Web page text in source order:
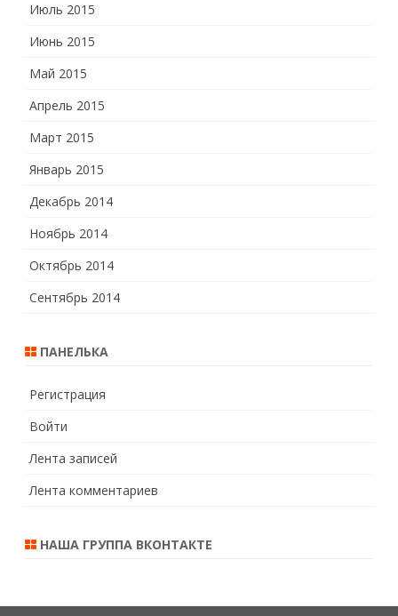
Июль 2015
Июнь 2015
Май 2015
Апрель 2015
Март 2015
Январь 2015
Декабрь 2014
Ноябрь 2014
Октябрь 2014
Сентябрь 2014
ПАНЕЛЬКА
Регистрация
Войти
Лента записей
Лента комментариев
НАША ГРУППА ВКОНТАКТЕ